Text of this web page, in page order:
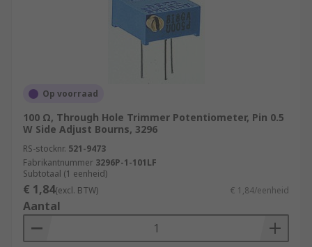
Op voorraad
100 Ω, Through Hole Trimmer Potentiometer, Pin 0.5
W Side Adjust Bourns, 3296
RS-stocknr. 521-9473
Fabrikantnummer 3296P-1-101LF
Subtotaal (1 eenheid)
€ 1,84(excl. BTW) € 1,84/eenheid
Aantal